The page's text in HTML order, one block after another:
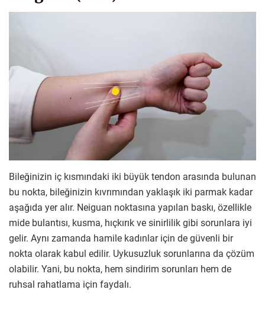
Bileğinizin iç kısmındaki iki büyük tendon arasında bulunan
bu nokta, bileğinizin kıvrımından yaklaşık iki parmak kadar
aşağıda yer alır. Neiguan noktasına yapılan baskı, özellikle
mide bulantısı, kusma, hıçkırık ve sinirlilik gibi sorunlara iyi
gelir. Aynı zamanda hamile kadınlar için de güvenli bir
nokta olarak kabul edilir. Uykusuzluk sorunlarına da çözüm
olabilir. Yani, bu nokta, hem sindirim sorunları hem de
ruhsal rahatlama için faydalı.